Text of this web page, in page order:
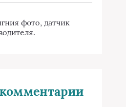
фото, датчик